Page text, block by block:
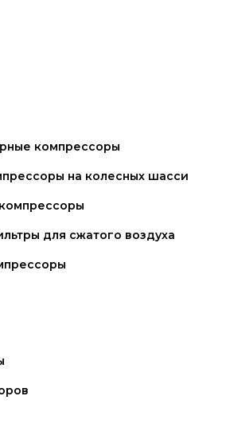
компрессоры
на колесных шасси
для сжатого воздуха